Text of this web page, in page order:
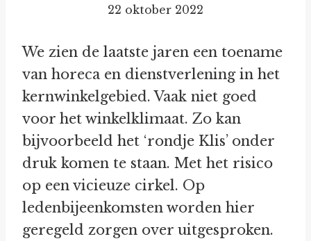
22 oktober 2022
We zien de laatste jaren een toename
van horeca en dienstverlening in het
kernwinkelgebied. Vaak niet goed
voor het winkelklimaat. Zo kan
bijvoorbeeld het ‘rondje Klis’ onder
druk komen te staan. Met het risico
op een vicieuze cirkel. Op
ledenbijeenkomsten worden hier
geregeld zorgen over uitgesproken.